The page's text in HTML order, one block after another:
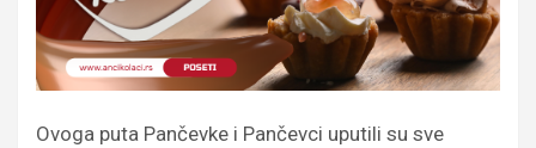
Ovoga puta Pančevke i Pančevci uputili su sve